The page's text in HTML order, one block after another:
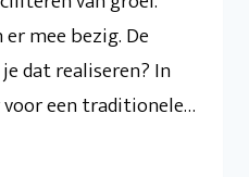
mee bezig. De
dat realiseren? In
een traditionele…